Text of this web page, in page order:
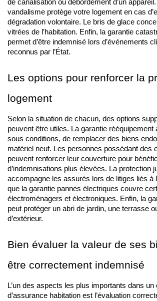
de canalisation ou débordement d’un
vandalisme protège votre logement en cas
dégradation volontaire. Le bris de glace
vitrées de l’habitation. Enfin, la garantie
permet d’être indemnisé lors d’événements
reconnus par l’État.
Les options pour renforcer la
logement
Selon la situation de chacun, des options
peuvent être utiles. La garantie rééquipement
sous conditions, de remplacer des biens
matériel neuf. Les personnes possédant des
peuvent renforcer leur couverture pour
d’indemnisations plus élevées. La protection
accompagne les assurés lors de litiges liés à
que la garantie pannes électriques couvre
électroménagers et électroniques. Enfin, la
peut protéger un abri de jardin, une terrasse
d’extérieur.
Bien évaluer la valeur de ses
être correctement indemnisé
L’un des aspects les plus importants dans un
d’assurance habitation est l’évaluation